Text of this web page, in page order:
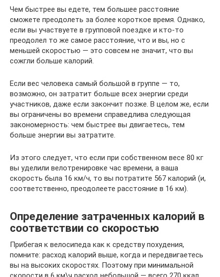
Чем быстрее вы едете, тем большее расстояние
сможете преодолеть за более короткое время. Однако,
если вы участвуете в групповой поездке и кто-то
преодолел то же самое расстояние, что и вы, но с
меньшей скоростью — это совсем не значит, что вы
сожгли больше калорий.
Если вес человека самый большой в группе — то,
возможно, он затратит больше всех энергии среди
участников, даже если закончит позже. В целом же, если
вы ограничены во времени справедлива следующая
закономерность: чем быстрее вы двигаетесь, тем
больше энергии вы затратите.
Из этого следует, что если при собственном весе 80 кг
вы уделили велотренировке час времени, а ваша
скорость была 16 км/ч, то вы потратите 567 калорий (и,
соответственно, преодолеете расстояние в 16 км).
Определение затраченных калорий в
соответствии со скоростью
Прибегая к велосипеда как к средству похудения,
помните: расход калорий выше, когда и передвигаетесь
вы на высоких скоростях. Поэтому при минимальной